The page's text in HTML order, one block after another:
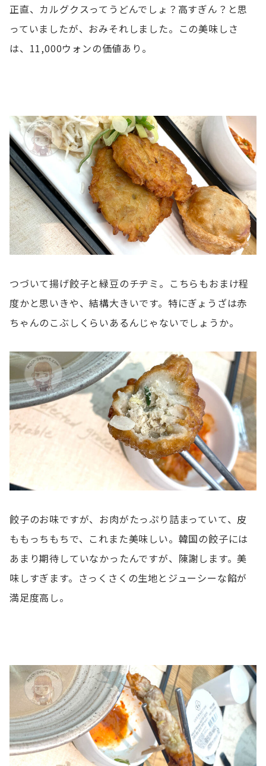
正直、カルグクスってうどんでしょ？高すぎん？と思
っていましたが、おみそれしました。この美味しさ
は、11,000ウォンの価値あり。
つづいて揚げ餃子と緑豆のチヂミ。こちらもおまけ程
度かと思いきや、結構大きいです。特にぎょうざは赤
ちゃんのこぶしくらいあるんじゃないでしょうか。
餃子のお味ですが、お肉がたっぷり詰まっていて、皮
ももっちもちで、これまた美味しい。韓国の餃子には
あまり期待していなかったんですが、陳謝します。美
味しすぎます。さっくさくの生地とジューシーな餡が
満足度高し。